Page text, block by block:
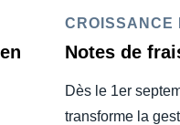
CROISSANCE
Notes de
Dès le 1er
transforme la